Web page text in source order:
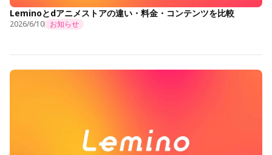
Leminoとdアニメストアの違い・料金・コンテンツを比較
2026/6/10 お知らせ